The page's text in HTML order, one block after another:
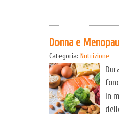
Donna e
Categoria: Nutrizione
in